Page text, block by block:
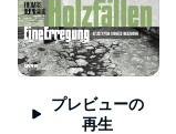
プレビューの
再生